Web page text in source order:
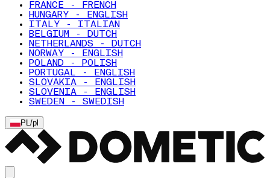
FRANCE - FRENCH
HUNGARY - ENGLISH
ITALY - ITALIAN
BELGIUM - DUTCH
NETHERLANDS - DUTCH
NORWAY - ENGLISH
POLAND - POLISH
PORTUGAL - ENGLISH
SLOVAKIA - ENGLISH
SLOVENIA - ENGLISH
SWEDEN - SWEDISH
PL/pl